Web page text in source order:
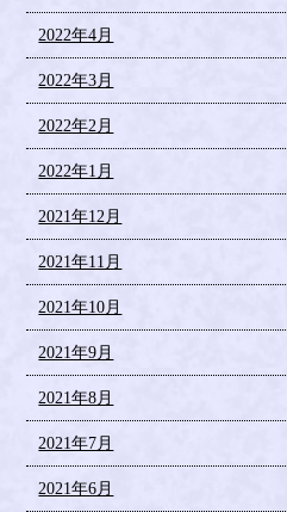
2022年4月
2022年3月
2022年2月
2022年1月
2021年12月
2021年11月
2021年10月
2021年9月
2021年8月
2021年7月
2021年6月